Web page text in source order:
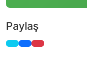
Paylaş